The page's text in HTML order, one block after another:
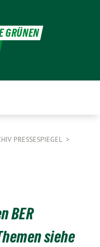
GRÜNEN
PRESSESPIEGEL
BER
siehe